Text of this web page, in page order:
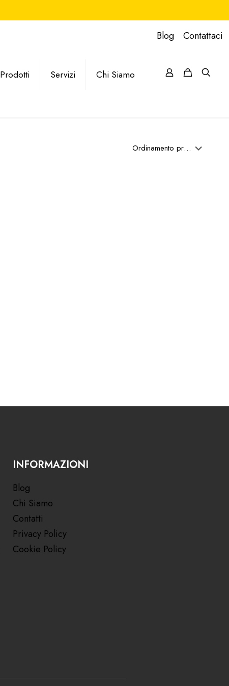
Blog Contattaci
Prodotti Servizi Chi Siamo
INFORMAZIONI
Blog
Chi Siamo
Contatti
Privacy Policy
Cookie Policy